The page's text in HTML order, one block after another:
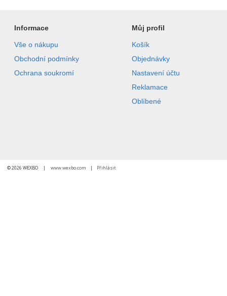
Informace
Vše o nákupu
Obchodní podmínky
Ochrana soukromí
Můj profil
Košík
Objednávky
Nastavení účtu
Reklamace
Oblíbené
© 2026 WEXBO | www.wexbo.com | Přihlásit